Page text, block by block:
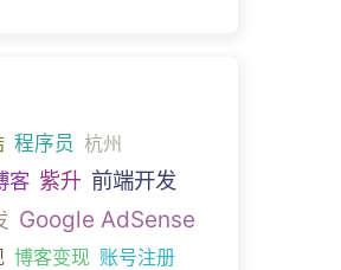
程序员 杭州
客 紫升 前端开发
Google AdSense
博客变现 账号注册